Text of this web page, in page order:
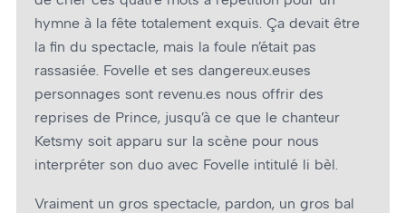
hymne à la fête totalement exquis. Ça devait être
la fin du spectacle, mais la foule n’était pas
rassasiée. Fovelle et ses dangereux.euses
personnages sont revenu.es nous offrir des
reprises de Prince, jusqu’à ce que le chanteur
Ketsmy soit apparu sur la scène pour nous
interpréter son duo avec Fovelle intitulé li bèl.
Vraiment un gros spectacle, pardon, un gros bal